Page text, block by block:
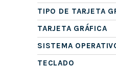
TIPO DE TARJETA
TARJETA GRÁFICA
SISTEMA
TECLADO